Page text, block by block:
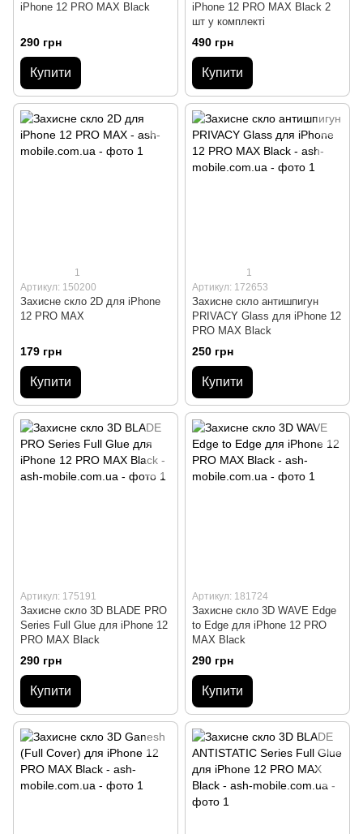
iPhone 12 PRO MAX Black
290 грн
Купити
iPhone 12 PRO MAX Black 2
шт у комплекті
490 грн
Купити
1
Артикул: 150200
Захисне скло 2D для iPhone
12 PRO MAX
179 грн
Купити
1
Артикул: 172653
Захисне скло антишпигун
PRIVACY Glass для iPhone 12
PRO MAX Black
250 грн
Купити
Артикул: 175191
Захисне скло 3D BLADE PRO
Series Full Glue для iPhone 12
PRO MAX Black
290 грн
Купити
Артикул: 181724
Захисне скло 3D WAVE Edge
to Edge для iPhone 12 PRO
MAX Black
290 грн
Купити